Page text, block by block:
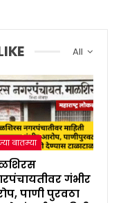
All
बातम्या
गंभीर
पाणी पुरवठा